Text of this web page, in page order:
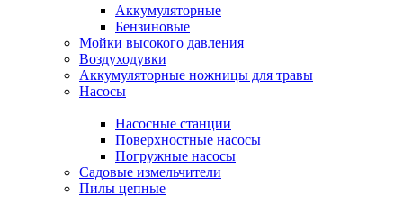
Аккумуляторные
Бензиновые
Мойки высокого давления
Воздуходувки
Аккумуляторные ножницы для травы
Насосы
Насосные станции
Поверхностные насосы
Погружные насосы
Садовые измельчители
Пилы цепные